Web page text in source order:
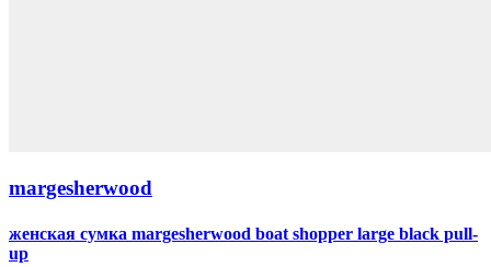
margesherwood
женская сумка margesherwood boat shopper large black pull-
up